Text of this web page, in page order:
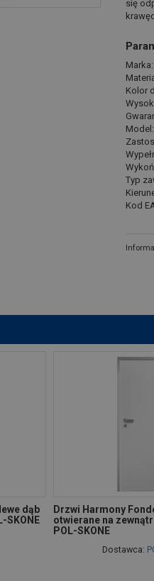
się
Marka:
Kolor
Model:
Typ
Kod
dąb
SKONE
Drzwi Harmony
otwierane na
POL-SKONE
Dostawca: